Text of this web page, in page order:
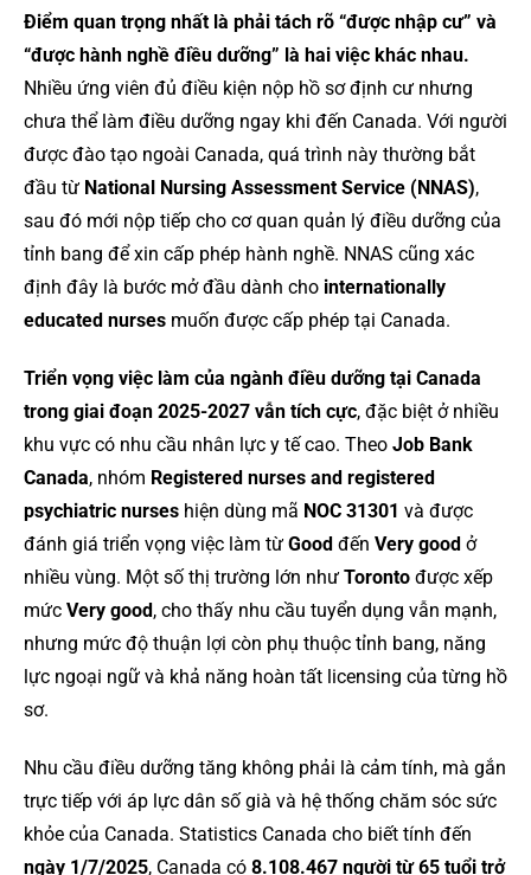
Điểm quan trọng nhất là phải tách rõ “được nhập cư” và
“được hành nghề điều dưỡng” là hai việc khác nhau.
Nhiều ứng viên đủ điều kiện nộp hồ sơ định cư nhưng
chưa thể làm điều dưỡng ngay khi đến Canada. Với người
được đào tạo ngoài Canada, quá trình này thường bắt
đầu từ National Nursing Assessment Service (NNAS),
sau đó mới nộp tiếp cho cơ quan quản lý điều dưỡng của
tỉnh bang để xin cấp phép hành nghề. NNAS cũng xác
định đây là bước mở đầu dành cho internationally
educated nurses muốn được cấp phép tại Canada.
Triển vọng việc làm của ngành điều dưỡng tại Canada
trong giai đoạn 2025-2027 vẫn tích cực, đặc biệt ở nhiều
khu vực có nhu cầu nhân lực y tế cao. Theo Job Bank
Canada, nhóm Registered nurses and registered
psychiatric nurses hiện dùng mã NOC 31301 và được
đánh giá triển vọng việc làm từ Good đến Very good ở
nhiều vùng. Một số thị trường lớn như Toronto được xếp
mức Very good, cho thấy nhu cầu tuyển dụng vẫn mạnh,
nhưng mức độ thuận lợi còn phụ thuộc tỉnh bang, năng
lực ngoại ngữ và khả năng hoàn tất licensing của từng hồ
sơ.
Nhu cầu điều dưỡng tăng không phải là cảm tính, mà gắn
trực tiếp với áp lực dân số già và hệ thống chăm sóc sức
khỏe của Canada. Statistics Canada cho biết tính đến
ngày 1/7/2025, Canada có 8.108.467 người từ 65 tuổi trở